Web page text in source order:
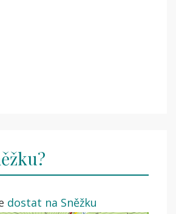
dostat na Sněžku